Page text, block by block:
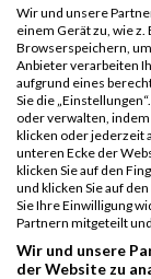
URL
PASSENDE
15. Mai 2026
Apfelland Triathlon
16. Mai 2025
Apfelland Triathlon
17. Mai 2024
Wir und unsere
einem Gerät zu, wie z.
Browserspeichern,
Anbieter verarbeiten
aufgrund eines
Sie die
oder verwalten, indem
klicken oder jederzeit
unteren Ecke der
klicken Sie auf den
und klicken Sie auf
Sie Ihre Einwilligung
Partnern mitgeteilt
Wir und unsere
der Website zu